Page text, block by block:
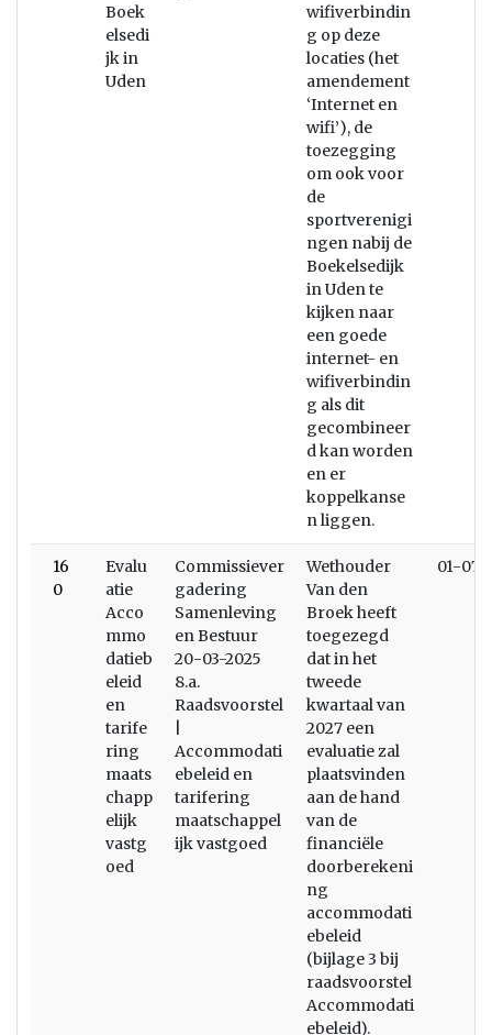
Boek
elsedi
jk in
Uden
wifiverbindin
g op deze
locaties (het
amendement
‘Internet en
wifi’), de
toezegging
om ook voor
de
sportverenigi
ngen nabij de
Boekelsedijk
in Uden te
kijken naar
een goede
internet- en
wifiverbindin
g als dit
gecombineer
d kan worden
en er
koppelkanse
n liggen.
16
0
Evalu
atie
Acco
mmo
datieb
eleid
en
tarife
ring
maats
chapp
elijk
vastg
oed
Commissiever
gadering
Samenleving
en Bestuur
20-03-2025
8.a.
Raadsvoorstel
Accommodati
ebeleid en
tarifering
maatschappel
ijk vastgoed
Wethouder
Van den
Broek heeft
toegezegd
dat in het
tweede
kwartaal van
2027 een
evaluatie zal
plaatsvinden
aan de hand
van de
financiële
doorberekeni
ng
accommodati
ebeleid
(bijlage 3 bij
raadsvoorstel
Accommodati
ebeleid).
01-07-